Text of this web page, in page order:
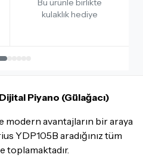
Yamaha kalitesi kesinlikle
ürünün ticari vasfını yitirmemiş
aksesuar ve tüm ürün içeriğinin
Satın almış olduğunuz ürünü
Destek
ekibimiz ile iletişime
Bu ürünle birlikte
kulaklık hediye
Piyano (Gülağacı)
avantajların bir araya
YDP105B aradığınız tüm
toplamaktadır.